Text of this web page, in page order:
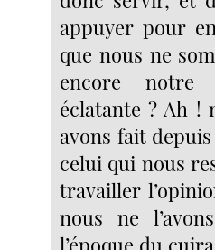
appuyer pour
que nous ne
encore notre
éclatante ? Ah !
avons fait
celui qui nous
travailler
nous ne